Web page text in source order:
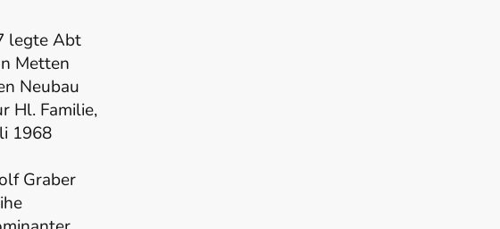
legte Abt
Metten
Neubau
Hl. Familie,
1968
Graber